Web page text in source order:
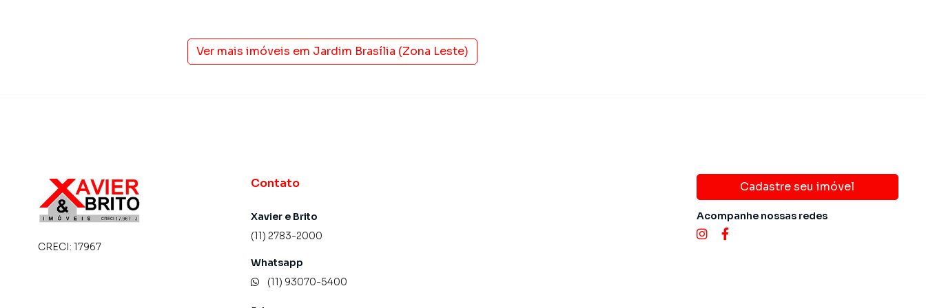
imobiliárias tradicionais. Já vendemos e locamos diversos imóveis em São Paulo, especialmente em
tendo como consequência uma maior chance de vender ou alugar seu imóvel mais rápido. Contamos
também com um time de programadores, corretores treinados e uma central de atendimento
Ver mais imóveis em Jardim Brasília (Zona Leste)
CRECI: 17967
Contato
Xavier e Brito
(11) 2783-2000
Whatsapp
(11) 93070-5400
Cadastre seu imóvel
Acompanhe nossas redes